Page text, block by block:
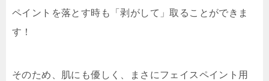
ペイントを落とす時も「剥がして」取ることができま
す！
そのため、肌にも優しく、まさにフェイスペイント用